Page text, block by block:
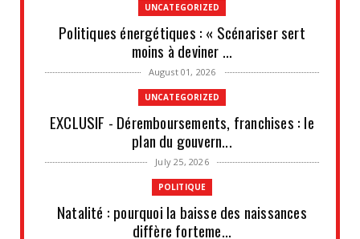
UNCATEGORIZED
Politiques énergétiques : « Scénariser sert
moins à deviner ...
August 01, 2026
UNCATEGORIZED
EXCLUSIF - Déremboursements, franchises : le
plan du gouvern...
July 25, 2026
POLITIQUE
Natalité : pourquoi la baisse des naissances
diffère forteme...